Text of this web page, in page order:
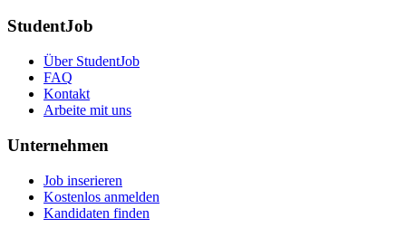
StudentJob
Über StudentJob
FAQ
Kontakt
Arbeite mit uns
Unternehmen
Job inserieren
Kostenlos anmelden
Kandidaten finden